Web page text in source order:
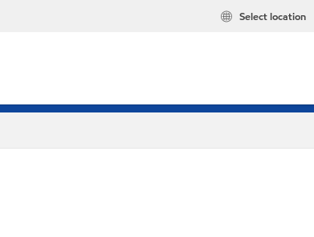
Select location